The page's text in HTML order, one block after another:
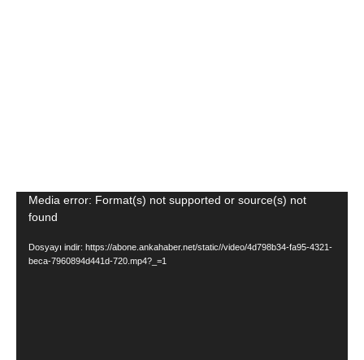
Video
oynatıcı
Media error: Format(s) not supported or source(s) not
found
Dosyayı indir: https://abone.ankahaber.net/static//video/4d798b34-fa95-4321-
beca-7960894d441d-720.mp4?_=1